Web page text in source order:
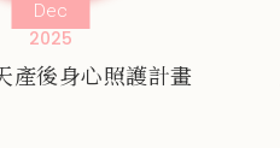
Dec
2025
產後身心照護計畫